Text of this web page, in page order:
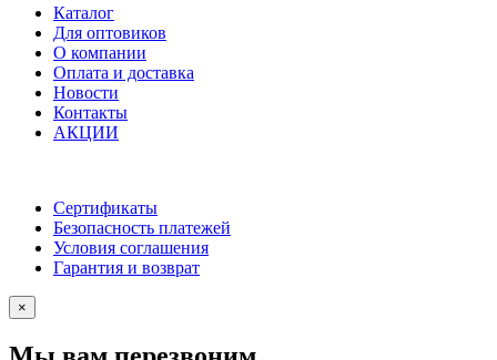
Каталог
Для оптовиков
О компании
Оплата и доставка
Новости
Контакты
АКЦИИ
Сертификаты
Безопасность платежей
Условия соглашения
Гарантия и возврат
×